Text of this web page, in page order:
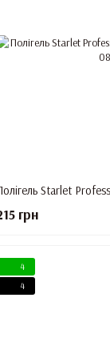
Starlet
грн
4
4